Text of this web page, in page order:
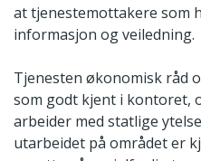
at tjenestemottakere som
informasjon og veiledning.
Tjenesten økonomisk råd
som godt kjent i kontoret,
arbeider med statlige
utarbeidet på området er